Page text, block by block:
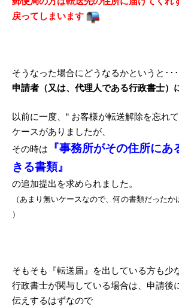
戻ってしまいます
そうなった場合にどうなるかというと･･･
申請者（又は、代理人である行政書士）
以前に一度、“ お客様が転送解除を忘れ
ケースがありましたが、
その時は
『事務所がその住所に
きる書類』
の追加提出を求められました。
（あまり無いケースなので、何の書類だったか
）
そもそも『転送届』を出している方も少
行政書士が関与している場合は、申請後
伝えするはずなので